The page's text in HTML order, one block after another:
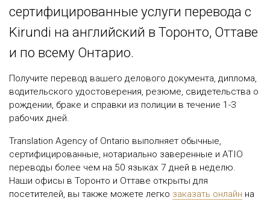
сертифицированные услуги перевода с
Kirundi на английский в Торонто, Оттаве
и по всему Онтарио.
Получите перевод вашего делового документа, диплома,
водительского удостоверения, резюме, свидетельства о
рождении, браке и справки из полиции в течение 1-3
рабочих дней.
Translation Agency of Ontario выполняет обычные,
сертифицированные, нотариально заверенные и ATIO
переводы более чем на 50 языках 7 дней в неделю.
Наши офисы в Торонто и Оттаве открыты для
посетителей, вы также можете легко заказать онлайн на